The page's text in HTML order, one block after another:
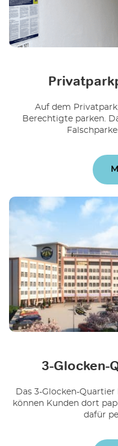
Auf dem
Berechtigte parken.
3-Glocken-
Das 3-Glocken-
können Kunden dort
dafür